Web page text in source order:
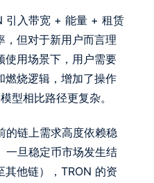
引入带宽 + 能量 + 租赁
，但对于新用户而言理
使用场景下，用户需要
燃烧逻辑，增加了操作
型相比路径更复杂。
的链上需求高度依赖稳
一旦稳定币市场发生结
其他链），TRON 的资